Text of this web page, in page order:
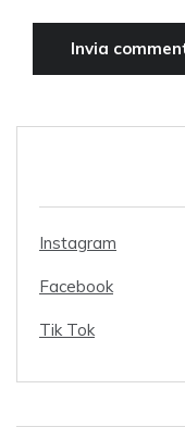
Instagram
Facebook
Tik Tok